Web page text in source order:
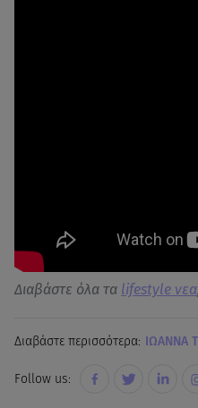
Διαβάστε όλα τα lifestyle νεα
Διαβάστε περισσότερα: ΙΩΑΝΝΑ
Follow us: